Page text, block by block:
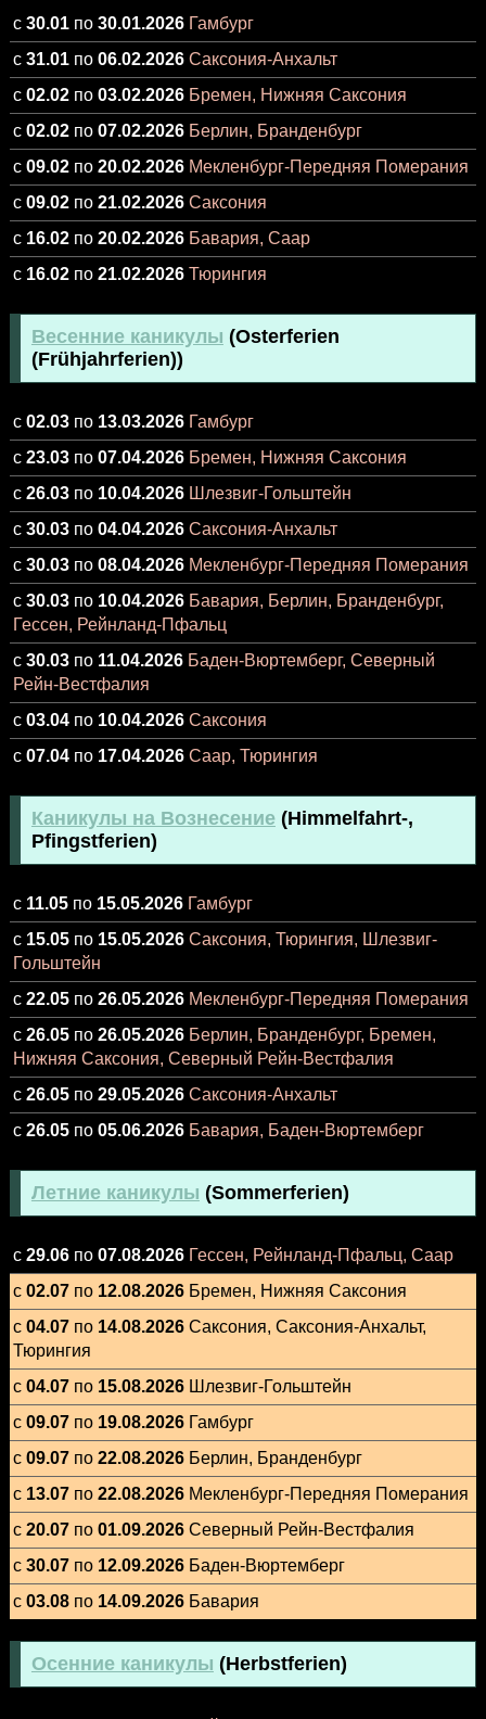
с 30.01по 30.01.2026 Гамбург
с 31.01по 06.02.2026 Саксония-Анхальт
с 02.02по 03.02.2026 Бремен, Нижняя Саксония
с 02.02по 07.02.2026 Берлин, Бранденбург
с 09.02по 20.02.2026 Мекленбург-Передняя Померания
с 09.02по 21.02.2026 Саксония
с 16.02по 20.02.2026 Бавария, Саар
с 16.02по 21.02.2026 Тюрингия
Весенние каникулы (Osterferien
(Frühjahrferien))
с 02.03по 13.03.2026 Гамбург
с 23.03по 07.04.2026 Бремен, Нижняя Саксония
с 26.03по 10.04.2026 Шлезвиг-Гольштейн
с 30.03по 04.04.2026 Саксония-Анхальт
с 30.03по 08.04.2026 Мекленбург-Передняя Померания
с 30.03по 10.04.2026 Бавария, Берлин, Бранденбург,
Гессен, Рейнланд-Пфальц
с 30.03по 11.04.2026 Баден-Вюртемберг, Северный
Рейн-Вестфалия
с 03.04по 10.04.2026 Саксония
с 07.04по 17.04.2026 Саар, Тюрингия
Каникулы на Вознесение(Himmelfahrt-,
Pfingstferien)
с 11.05по 15.05.2026 Гамбург
с 15.05по 15.05.2026 Саксония, Тюрингия, Шлезвиг-
Гольштейн
с 22.05по 26.05.2026 Мекленбург-Передняя Померания
с 26.05по 26.05.2026 Берлин, Бранденбург, Бремен,
Нижняя Саксония, Северный Рейн-Вестфалия
с 26.05по 29.05.2026 Саксония-Анхальт
с 26.05по 05.06.2026 Бавария, Баден-Вюртемберг
Летние каникулы (Sommerferien)
с 29.06по 07.08.2026 Гессен, Рейнланд-Пфальц, Саар
с 02.07по 12.08.2026 Бремен, Нижняя Саксония
с 04.07по 14.08.2026 Саксония, Саксония-Анхальт,
Тюрингия
с 04.07по 15.08.2026 Шлезвиг-Гольштейн
с 09.07по 19.08.2026 Гамбург
с 09.07по 22.08.2026 Берлин, Бранденбург
с 13.07по 22.08.2026 Мекленбург-Передняя Померания
с 20.07по 01.09.2026 Северный Рейн-Вестфалия
с 30.07по 12.09.2026 Баден-Вюртемберг
с 03.08по 14.09.2026 Бавария
Осенние каникулы (Herbstferien)